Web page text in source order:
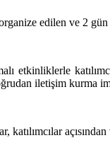
edilen ve 2
etkinliklerle
iletişim kurma
katılımcılar